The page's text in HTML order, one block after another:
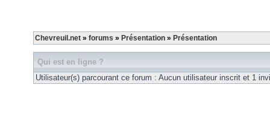
Chevreuil.net » forums » Présentation » Présentation
Qui est en ligne ?
Utilisateur(s) parcourant ce forum : Aucun utilisateur inscrit et 1